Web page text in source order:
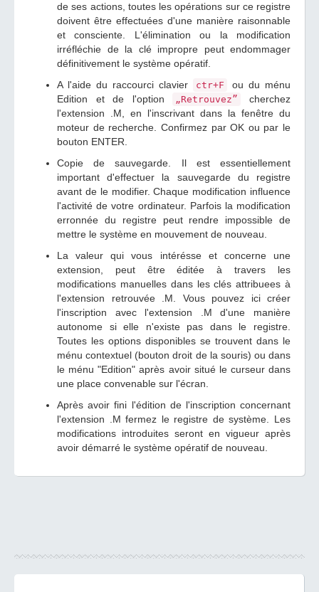
de ses actions, toutes les opérations sur ce registre
doivent être effectuées d'une manière raisonnable
et consciente. L'élimination ou la modification
irréfléchie de la clé impropre peut endommager
définitivement le système opératif.
A l'aide du raccourci clavier
ctr+F
ou du ménu
Edition et de l'option
„Retrouvez”
cherchez
l'extension .M, en l'inscrivant dans la fenêtre du
moteur de recherche. Confirmez par OK ou par le
bouton ENTER.
Copie de sauvegarde. Il est essentiellement
important d'effectuer la sauvegarde du registre
avant de le modifier. Chaque modification influence
l'activité de votre ordinateur. Parfois la modification
erronnée du registre peut rendre impossible de
mettre le système en mouvement de nouveau.
La valeur qui vous intérésse et concerne une
extension, peut être éditée à travers les
modifications manuelles dans les clés attribuees à
l'extension retrouvée .M. Vous pouvez ici créer
l'inscription avec l'extension .M d'une manière
autonome si elle n'existe pas dans le registre.
Toutes les options disponibles se trouvent dans le
ménu contextuel (bouton droit de la souris) ou dans
le ménu "Edition" après avoir situé le curseur dans
une place convenable sur l'écran.
Après avoir fini l'édition de l'inscription concernant
l'extension .M fermez le registre de système. Les
modifications introduites seront en vigueur après
avoir démarré le système opératif de nouveau.